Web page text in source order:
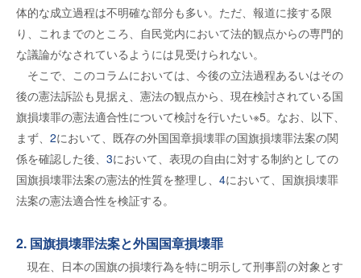
体的な成立過程は不明確な部分も多い。ただ、報道に接する限
り、これまでのところ、自民党内において法的観点からの専門的
な議論がなされているようには見受けられない。
そこで、このコラムにおいては、今後の立法過程あるいはその
後の憲法訴訟も見据え、憲法の観点から、現在検討されている国
旗損壊罪の憲法適合性について検討を行いたい※5。なお、以下、
まず、 2において、既存の外国国章損壊罪の国旗損壊罪法案の関
係を確認した後、 3において、表現の自由に対する制約としての
国旗損壊罪法案の憲法的性質を整理し、 4において、国旗損壊罪
法案の憲法適合性を検証する。
2. 国旗損壊罪法案と外国国章損壊罪
現在、日本の国旗の損壊行為を特に明示して刑事罰の対象とす